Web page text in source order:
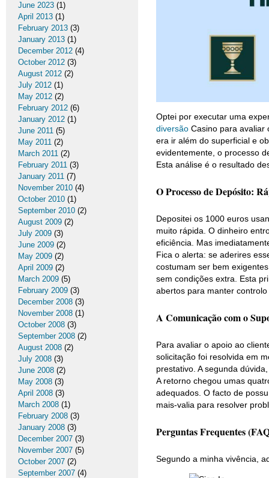
Optei por executar uma
diversão Casino para avaliar
era ir além do superficial e
evidentemente, o processo
Esta análise é o resultado
O Processo de Depósito:
Depositei os 1000 euros
muito rápida. O dinheiro
eficiência. Mas
Fica o alerta: se aderires
costumam ser bem
sem condições extra. Esta
abertos para manter
A Comunicação com o
Para avaliar o apoio ao
solicitação foi resolvida em
prestativo. A segunda
A retorno chegou umas
adequados. O facto de
mais-valia para resolver
Perguntas Frequentes
Segundo a minha vivência,
June 2023 (1)
April 2013 (1)
February 2013 (3)
January 2013 (1)
December 2012 (4)
October 2012 (3)
August 2012 (2)
July 2012 (1)
May 2012 (2)
February 2012 (6)
January 2012 (1)
June 2011 (5)
May 2011 (2)
March 2011 (2)
February 2011 (3)
January 2011 (7)
November 2010 (4)
October 2010 (1)
September 2010 (2)
August 2009 (2)
July 2009 (3)
June 2009 (2)
May 2009 (2)
April 2009 (2)
March 2009 (5)
February 2009 (3)
December 2008 (3)
November 2008 (1)
October 2008 (3)
September 2008 (2)
August 2008 (2)
July 2008 (3)
June 2008 (2)
May 2008 (3)
April 2008 (3)
March 2008 (1)
February 2008 (3)
January 2008 (3)
December 2007 (3)
November 2007 (5)
October 2007 (2)
September 2007 (4)